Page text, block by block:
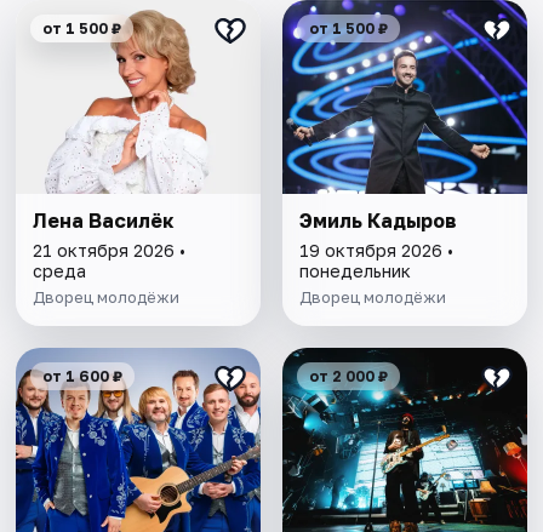
от 1 500 ₽
Лена Василёк
21 октября 2026 •
среда
Дворец молодёжи
от 1 500 ₽
Эмиль Кадыров
19 октября 2026 •
понедельник
Дворец молодёжи
от 1 600 ₽ от 2 000 ₽